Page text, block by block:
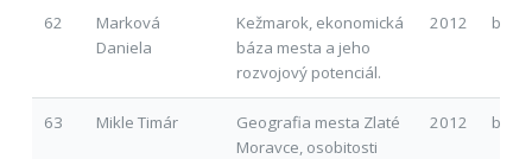
62
Marková
Daniela
Kežmarok, ekonomická
báza mesta a jeho
rozvojový potenciál.
2012 b
63 Mikle Timár
Geografia mesta Zlaté
Moravce, osobitosti
2012 b